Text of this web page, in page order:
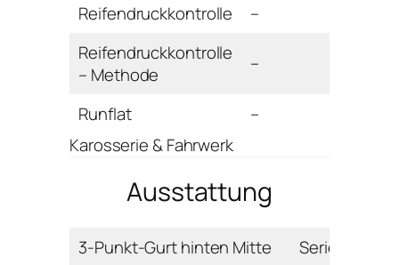
Reifendruckkontrolle
–
Reifendruckkontrolle
– Methode
–
Runflat
–
Karosserie & Fahrwerk
Ausstattung
3-Punkt-Gurt hinten Mitte
Serie